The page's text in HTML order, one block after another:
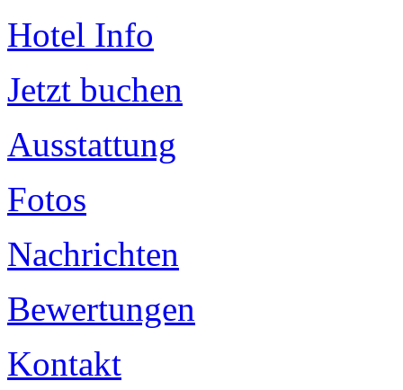
Hotel Info
Jetzt buchen
Ausstattung
Fotos
Nachrichten
Bewertungen
Kontakt